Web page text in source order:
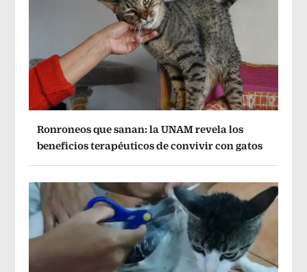
Ronroneos que sanan: la UNAM revela los
beneficios terapéuticos de convivir con gatos